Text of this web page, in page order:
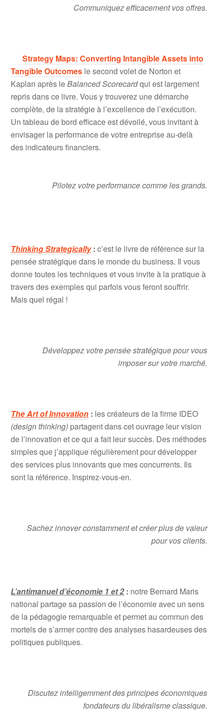
Communiquez efficacement vos offres.
Strategy Maps: Converting Intangible Assets into
Tangible Outcomes le second volet de Norton et
Kaplan après leBalanced Scorecardqui est largement
repris dans ce livre. Vous y trouverez une démarche
complète, de la stratégie à l’excellence de l’exécution.
Un tableau de bord efficace est dévoilé, vous invitant à
envisager la performance de votre entreprise au-delà
des indicateurs financiers.
Pilotez votre performance comme les grands.
Thinking Strategically: c’est le livre de référence sur la
pensée stratégique dans le monde du business. Il vous
donne toutes les techniques et vous invite à la pratique à
travers des exemples qui parfois vous feront souffrir.
Mais quel régal !
Développez votre pensée stratégique pour vous
imposer sur votre marché.
TheArt of Innovation : les créateurs de la firme IDEO
(design thinking) partagent dans cet ouvrage leur vision
de l’innovation et ce qui a fait leur succès. Des méthodes
simples que j’applique régulièrement pour développer
des services plus innovants que mes concurrents. Ils
sont la référence. Inspirez-vous-en.
Sachez innover constamment et créer plus de valeur
pour vos clients.
L’antimanuel d’économie 1 et 2: notre Bernard Maris
national partage sa passion de l’économie avec un sens
de la pédagogie remarquable et permet au commun des
mortels de s’armer contre des analyses hasardeuses des
politiques publiques.
Discutez intelligemment des principes économiques
fondateurs du libéralisme classique.